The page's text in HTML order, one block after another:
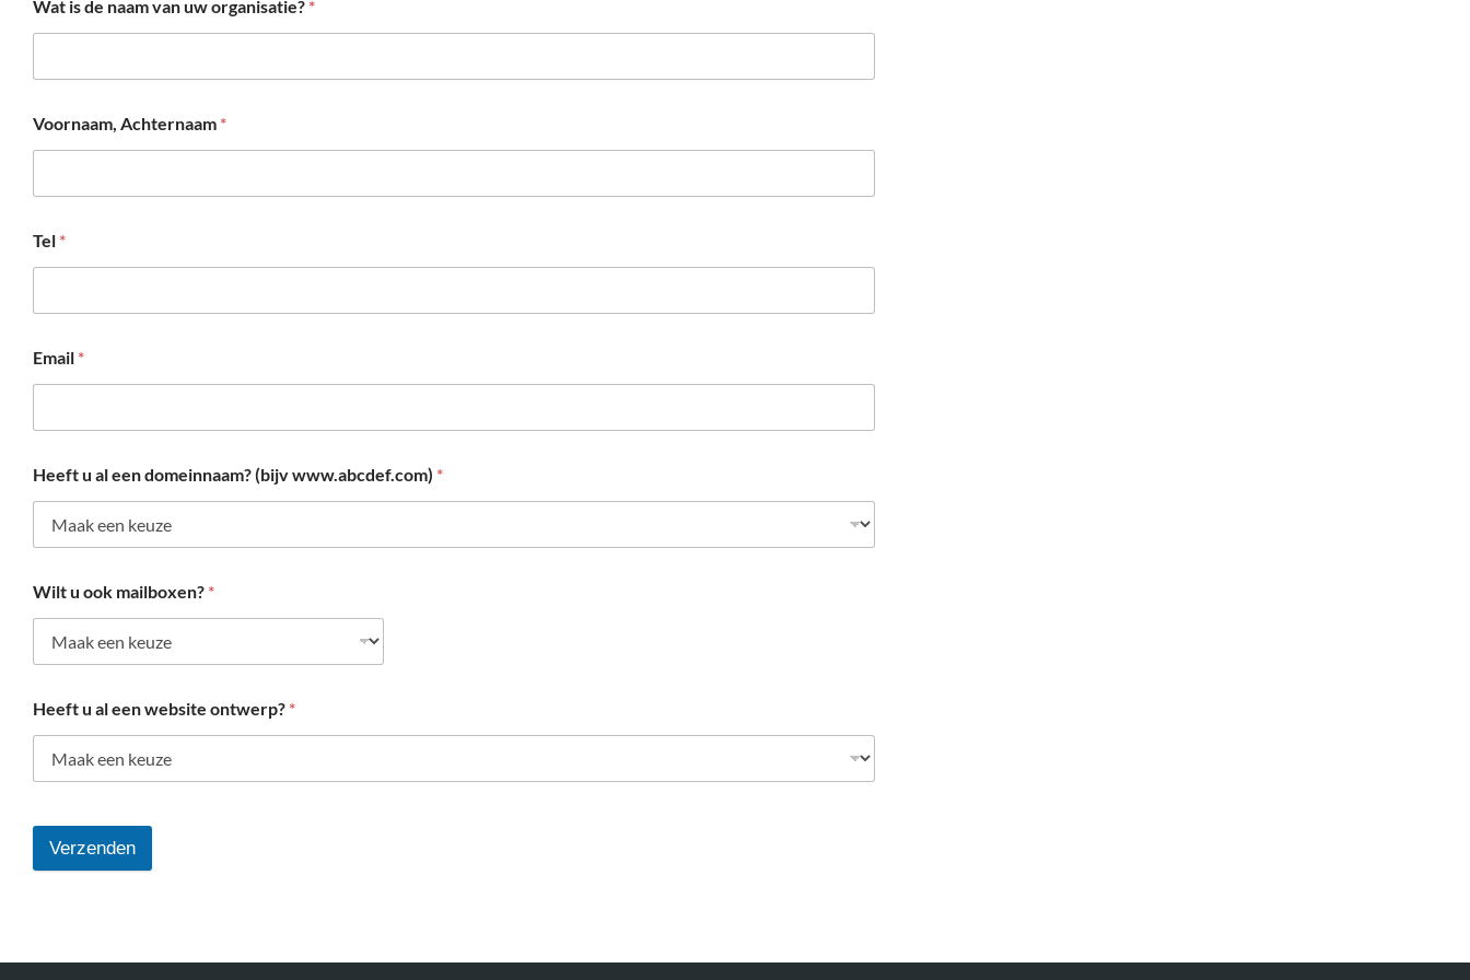
Wat is de naam van uw organisatie? *
Voornaam, Achternaam *
Tel *
Email *
Heeft u al een domeinnaam? (bijv www.abcdef.com) *
Wilt u ook mailboxen? *
Heeft u al een website ontwerp? *
Verzenden